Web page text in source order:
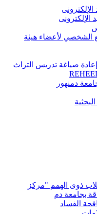
الإلكترونى
الشخصي لأعضاء هيئة
صياغة تدريس التراث
دمنهور
ذوى الهمم "مركز
بجامعة دم
الفساد